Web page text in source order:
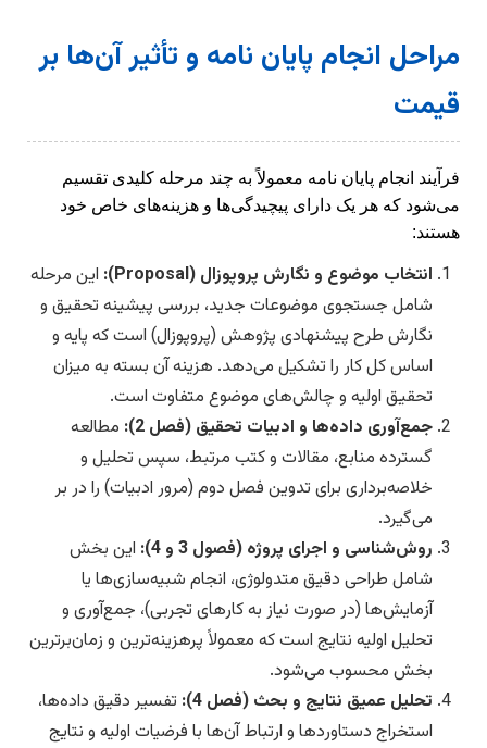
مراحل انجام پایان نامه و تأثیر آن‌ها بر
قیمت
فرآیند انجام پایان نامه معمولاً به چند مرحله کلیدی تقسیم
می‌شود که هر یک دارای پیچیدگی‌ها و هزینه‌های خاص خود
هستند:
انتخاب موضوع و نگارش پروپوزال (Proposal):
این مرحله
شامل جستجوی موضوعات جدید، بررسی پیشینه تحقیق و
نگارش طرح پیشنهادی پژوهش (پروپوزال) است که پایه و
اساس کل کار را تشکیل می‌دهد. هزینه آن بسته به میزان
تحقیق اولیه و چالش‌های موضوع متفاوت است.
جمع‌آوری داده‌ها و ادبیات تحقیق (فصل 2):
مطالعه
گسترده منابع، مقالات و کتب مرتبط، سپس تحلیل و
خلاصه‌برداری برای تدوین فصل دوم (مرور ادبیات) را در بر
می‌گیرد.
روش‌شناسی و اجرای پروژه (فصول 3 و 4):
این بخش
شامل طراحی دقیق متدولوژی، انجام شبیه‌سازی‌ها یا
آزمایش‌ها (در صورت نیاز به کارهای تجربی)، جمع‌آوری و
تحلیل اولیه نتایج است که معمولاً پرهزینه‌ترین و زمان‌برترین
بخش محسوب می‌شود.
تحلیل عمیق نتایج و بحث (فصل 4):
تفسیر دقیق داده‌ها،
استخراج دستاوردها و ارتباط آن‌ها با فرضیات اولیه و نتایج